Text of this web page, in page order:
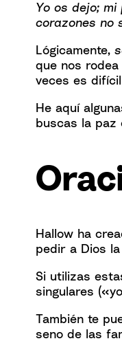
Yo os dejo;
corazones no
Lógicamente,
que nos
veces es
He aquí
buscas la paz
Hallow ha
pedir a Dios
Si utilizas
singulares
También te
seno de las